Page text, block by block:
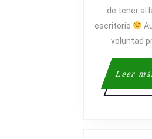
de tener al
escritorio
voluntad
Leer